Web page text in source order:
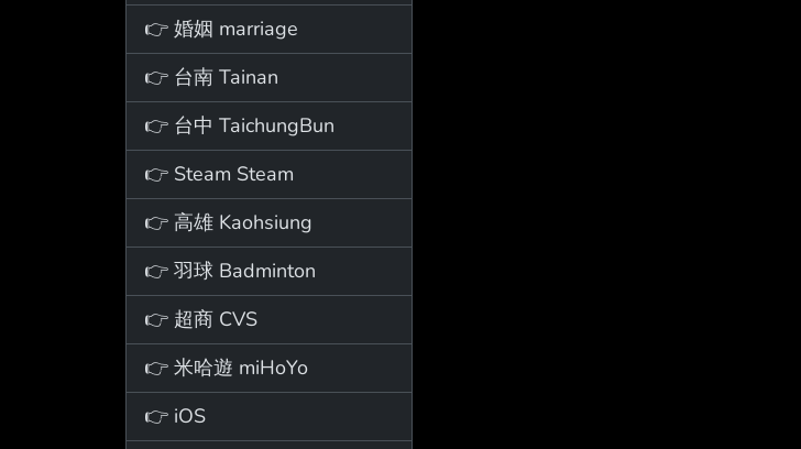
👉 婚姻 marriage
👉 台南 Tainan
👉 台中 TaichungBun
👉 Steam Steam
👉 高雄 Kaohsiung
👉 羽球 Badminton
👉 超商 CVS
👉 米哈遊 miHoYo
👉 iOS